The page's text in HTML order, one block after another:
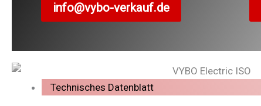
info@vybo-verkauf.de
Technisches Datenblatt